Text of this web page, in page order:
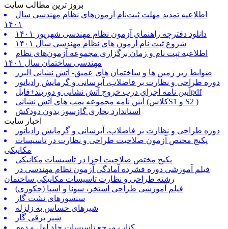
بروز ترین مطالب سایت
اطلاعیه تمدید مهلت ثبت‌نام آزمون‌های نظام مهندسی سال
۱۴۰۱
دانلود دفترچه راهنمای آزمون نظام مهندسی شهریور ۱۴۰۱
شروع ثبت نام آزمون های نظام مهندسی سال ۱۴۰۱
اطلاعیه ثبت نام و زمان برگزاری مجموعه آزمون‌های نظام
مهندسی ساختمان سال ۱۴۰۱
ضوابط زیر زمین ها و ساختمان های عمیق- آتش نشانی البرز
دوره طراحی و نظارت بر فاضلاب، آبرسانی و گرمایش رادیاتور
آیین نامه اجرای درب خروج آتش نشانی و دوربند+فایلpdf
آیین نامه مجموعه پمپ های آتش نشانی (کلاسS1 و S2 )
استاندارد بخاری گازسوز بدون دودکش
اخبار سایت
دوره طراحی و نظارت بر فاضلاب، آبرسانی و گرمایش رادیاتور
پکیج مختص آزمون صلاحیت طراحی و نظارت در تاسیسات
مکانیکی
پکیج مختص صلاحیت اجرا در تاسیسات مکانیکی
فیلم آموزشی دوره فشرده آمادگی آزمون نظام مهندسی در
رشته طراحی و نظارت تاسیسات مکانیکی ساختمان
فیلم آموزشی طراحی استخر، سونا و اسپا (جکوزی)
سنسورهای نشت گاز
شیرهای حساس به زلزله
شیر برقی گاز